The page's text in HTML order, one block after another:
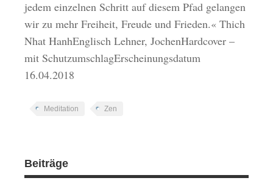
jedem einzelnen Schritt auf diesem Pfad gelangen
wir zu mehr Freiheit, Freude und Frieden.« Thich
Nhat HanhEnglisch Lehner, JochenHardcover –
mit SchutzumschlagErscheinungsdatum
16.04.2018
Meditation Zen
Beiträge